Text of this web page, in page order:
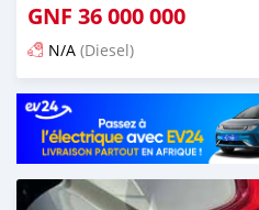
GNF 36 000 000
N/A (Diesel)
Publié il y a 3 mois